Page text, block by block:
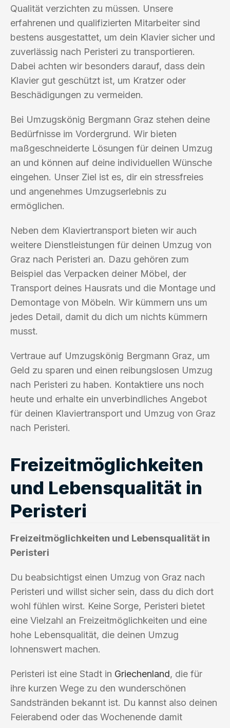
Qualität verzichten zu müssen. Unsere
erfahrenen und qualifizierten Mitarbeiter sind
bestens ausgestattet, um dein Klavier sicher und
zuverlässig nach Peristeri zu transportieren.
Dabei achten wir besonders darauf, dass dein
Klavier gut geschützt ist, um Kratzer oder
Beschädigungen zu vermeiden.
Bei Umzugskönig Bergmann Graz stehen deine
Bedürfnisse im Vordergrund. Wir bieten
maßgeschneiderte Lösungen für deinen Umzug
an und können auf deine individuellen Wünsche
eingehen. Unser Ziel ist es, dir ein stressfreies
und angenehmes Umzugserlebnis zu
ermöglichen.
Neben dem Klaviertransport bieten wir auch
weitere Dienstleistungen für deinen Umzug von
Graz nach Peristeri an. Dazu gehören zum
Beispiel das Verpacken deiner Möbel, der
Transport deines Hausrats und die Montage und
Demontage von Möbeln. Wir kümmern uns um
jedes Detail, damit du dich um nichts kümmern
musst.
Vertraue auf Umzugskönig Bergmann Graz, um
Geld zu sparen und einen reibungslosen Umzug
nach Peristeri zu haben. Kontaktiere uns noch
heute und erhalte ein unverbindliches Angebot
für deinen Klaviertransport und Umzug von Graz
nach Peristeri.
Freizeitmöglichkeiten
und Lebensqualität in
Peristeri
Freizeitmöglichkeiten und Lebensqualität in
Peristeri
Du beabsichtigst einen Umzug von Graz nach
Peristeri und willst sicher sein, dass du dich dort
wohl fühlen wirst. Keine Sorge, Peristeri bietet
eine Vielzahl an Freizeitmöglichkeiten und eine
hohe Lebensqualität, die deinen Umzug
lohnenswert machen.
Peristeri ist eine Stadt in Griechenland, die für
ihre kurzen Wege zu den wunderschönen
Sandstränden bekannt ist. Du kannst also deinen
Feierabend oder das Wochenende damit